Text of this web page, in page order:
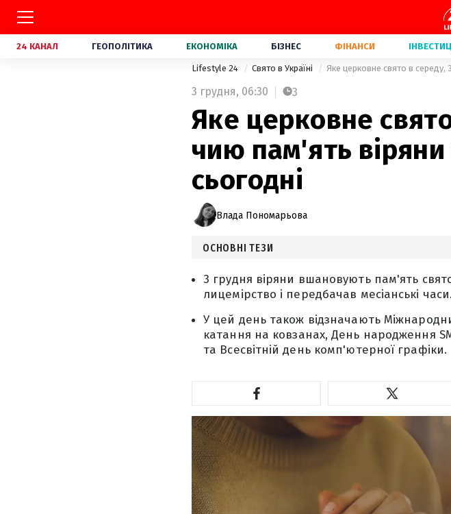
24 КАНАЛ ГЕОПОЛІТИКА ЕКОНОМІКА БІЗНЕС ФІНАНСИ
Lifestyle 24 Свято в Україні Яке церковне свято в середу,
3 грудня, 06:30 3
Яке церковне
чию пам'ять
сьогодні
Влада Пономарьова
ОСНОВНІ ТЕЗИ
3 грудня віряни вшановують пам'ять
лицемірство і передбачав месіанські часи.
У цей день також відзначають
катання на ковзанах, День народження
та Всесвітній день комп'ютерної графіки.